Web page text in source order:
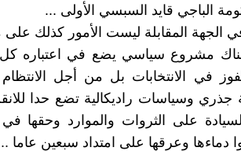
الباجي قايد السبسي الأولى ...
الجهة المقابلة ليست الأمور كذلك على
مشروع سياسي يضع في اعتباره
في الانتخابات بل من أجل
جذري وسياسات راديكالية تضع حدا
على الثروات والموارد وحقها
دماءها وعرقها على امتداد سبعين عاما